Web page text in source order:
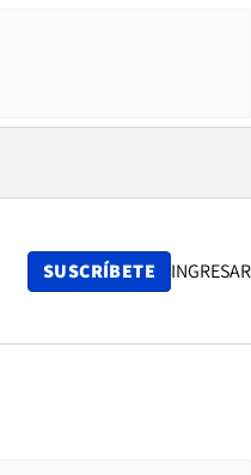
SUSCRÍBETE INGRESAR